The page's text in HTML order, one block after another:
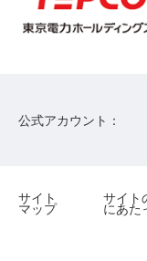
公式アカウント：
サイト
マップ
サイト
にあた